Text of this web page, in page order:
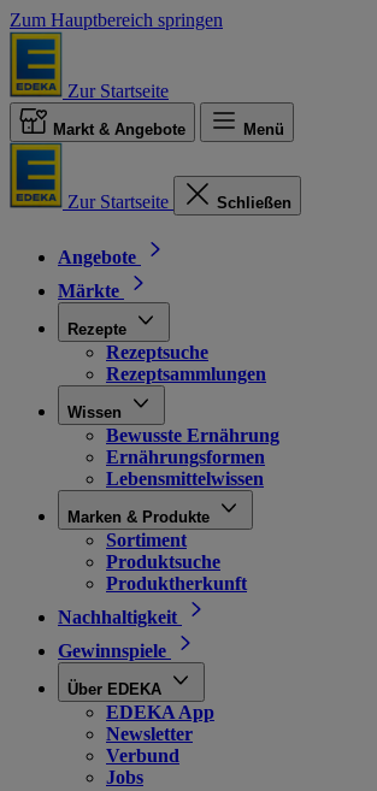
Zum Hauptbereich springen
Zur Startseite
Markt & Angebote Menü
Zur Startseite Schließen
Angebote
Märkte
Rezepte
Rezeptsuche
Rezeptsammlungen
Wissen
Bewusste Ernährung
Ernährungsformen
Lebensmittelwissen
Marken & Produkte
Sortiment
Produktsuche
Produktherkunft
Nachhaltigkeit
Gewinnspiele
Über EDEKA
EDEKA App
Newsletter
Verbund
Jobs